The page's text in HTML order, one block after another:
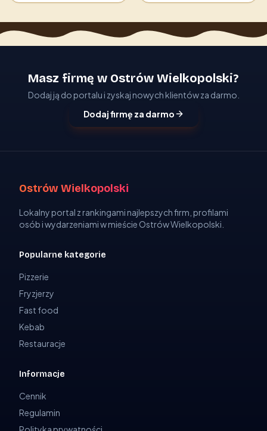
Masz firmę w Ostrów Wielkopolski?
Dodaj ją do portalu i zyskaj nowych klientów za darmo.
Dodaj firmę za darmo
Ostrów Wielkopolski
Lokalny portal z rankingami najlepszych firm, profilami
osób i wydarzeniami w mieście Ostrów Wielkopolski.
Popularne kategorie
Pizzerie
Fryzjerzy
Fast food
Kebab
Restauracje
Informacje
Cennik
Regulamin